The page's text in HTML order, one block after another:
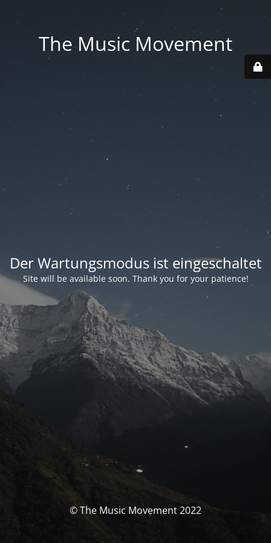
The Music Movement
Der Wartungsmodus ist eingeschaltet
Site will be available soon. Thank you for your patience!
© The Music Movement 2022